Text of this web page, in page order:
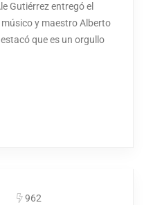
Gutiérrez entregó el
músico y maestro Alberto
que es un orgullo
962